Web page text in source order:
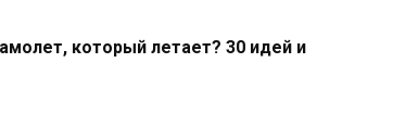
который летает? 30 идей и